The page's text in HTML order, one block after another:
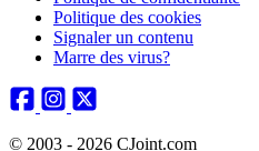
Politique des cookies
Signaler un contenu
Marre des virus?
© 2003 - 2026 CJoint.com